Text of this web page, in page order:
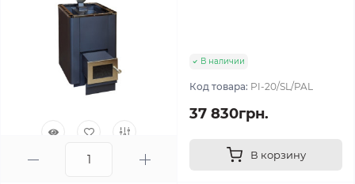
В наличии
Код товара: PI-20/SL/PAL
37 830грн.
В корзину